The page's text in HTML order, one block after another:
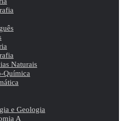
Naturais
Química
e Geologia
A